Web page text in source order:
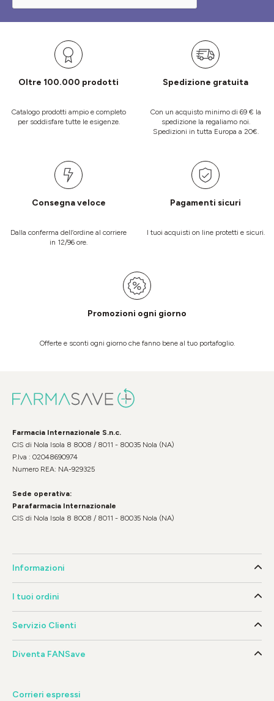
Oltre 100.000 prodotti
Catalogo prodotti ampio e completo
per soddisfare tutte le esigenze.
Spedizione gratuita
Con un acquisto minimo di 69 € la
spedizione la regaliamo noi.
Spedizioni in tutta Europa a 20€.
Consegna veloce
Dalla conferma dell’ordine al corriere
in 12/96 ore.
Pagamenti sicuri
I tuoi acquisti on line protetti e sicuri.
Promozioni ogni giorno
Offerte e sconti ogni giorno che fanno bene al tuo portafoglio.
Farmacia Internazionale S.n.c.
CIS di Nola Isola 8 8008 / 8011 - 80035 Nola (NA)
P.Iva : 02048690974
Numero REA: NA-929325
Sede operativa:
Parafarmacia Internazionale
CIS di Nola Isola 8 8008 / 8011 - 80035 Nola (NA)
Informazioni
I tuoi ordini
Servizio Clienti
Diventa FANSave
Corrieri espressi